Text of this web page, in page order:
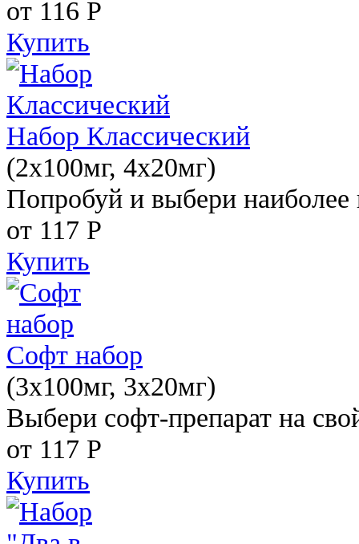
от 116 Р
Купить
Набор Классический
(2x100мг, 4x20мг)
Попробуй и выбери наиболее
от 117 Р
Купить
Софт набор
(3x100мг, 3x20мг)
Выбери софт-препарат на
от 117 Р
Купить